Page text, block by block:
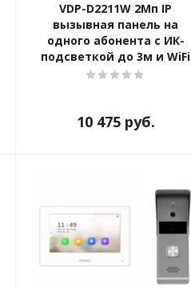
VDP-D2211W 2Мп IP
вызывная панель на
одного абонента с ИК-
подсветкой до 3м и WiFi
10 475руб.